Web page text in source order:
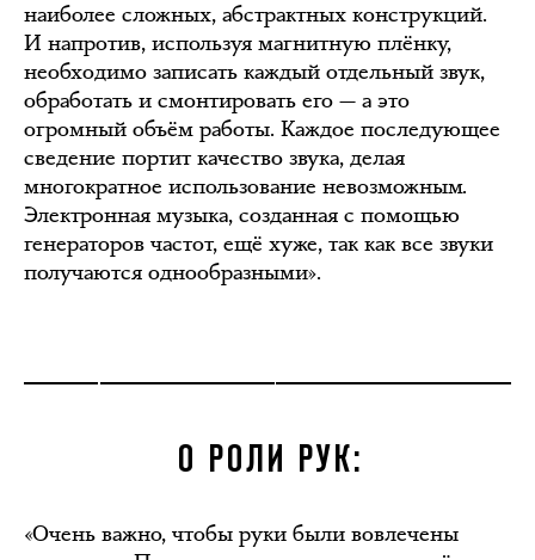
наиболее сложных, абстрактных конструкций.
И напротив, используя магнитную плёнку,
необходимо записать каждый отдельный звук,
обработать и смонтировать его — а это
огромный объём работы. Каждое последующее
сведение портит качество звука, делая
многократное использование невозможным.
Электронная музыка, созданная с помощью
генераторов частот, ещё хуже, так как все звуки
получаются однообразными».
О РОЛИ РУК:
«Очень важно, чтобы руки были вовлечены